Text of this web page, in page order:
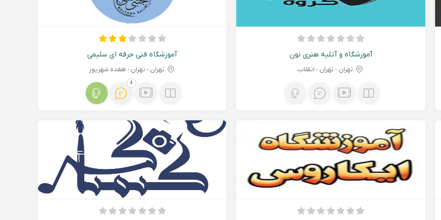
آموزشگاه و آتلیه هنری نون
تهران - تهران - انقلاب
آموزشگاه فنی حرفه ای سلیمی
تهران - تهران - هفده شهریور
4